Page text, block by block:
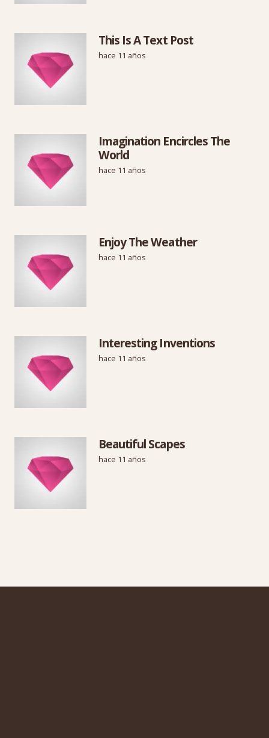
This Is A Text Post
hace 11 años
Imagination Encircles The
World
hace 11 años
Enjoy The Weather
hace 11 años
Interesting Inventions
hace 11 años
Beautiful Scapes
hace 11 años